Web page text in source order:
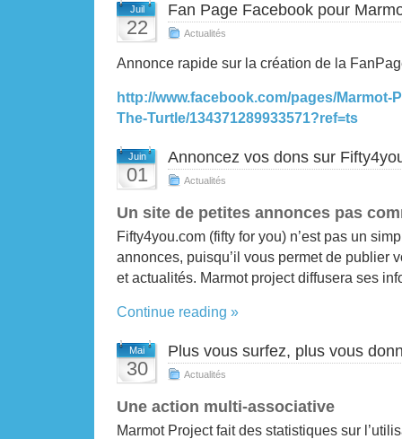
Juil
22
Fan Page Facebook pour
Actualités
Annonce rapide sur la création de la
http://www.facebook.com/pages/Marmot-
The-Turtle/134371289933571?ref=ts
Juin
01
Annoncez vos dons sur
Actualités
Un site de petites annonces pas
Fifty4you.com (fifty for you) n’est pas un
annonces, puisqu’il vous permet de publier
et actualités. Marmot project diffusera ses
Continue reading »
Mai
30
Plus vous surfez, plus vous
Actualités
Une action multi-associative
Marmot Project fait des statistiques sur